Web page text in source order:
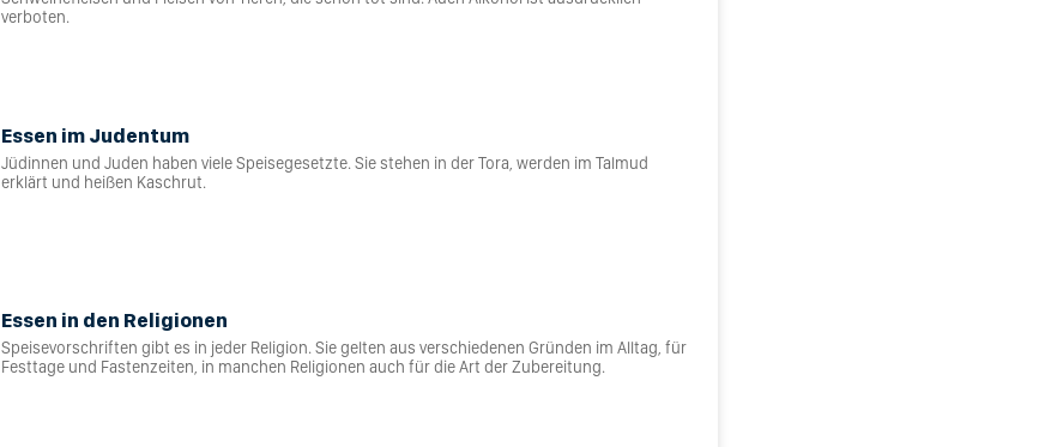
verboten.
Essen im Judentum
Jüdinnen und Juden haben viele Speisegesetzte. Sie stehen in der Tora, werden im Talmud
erklärt und heißen Kaschrut.
Essen in den Religionen
Speisevorschriften gibt es in jeder Religion. Sie gelten aus verschiedenen Gründen im Alltag, für
Festtage und Fastenzeiten, in manchen Religionen auch für die Art der Zubereitung.